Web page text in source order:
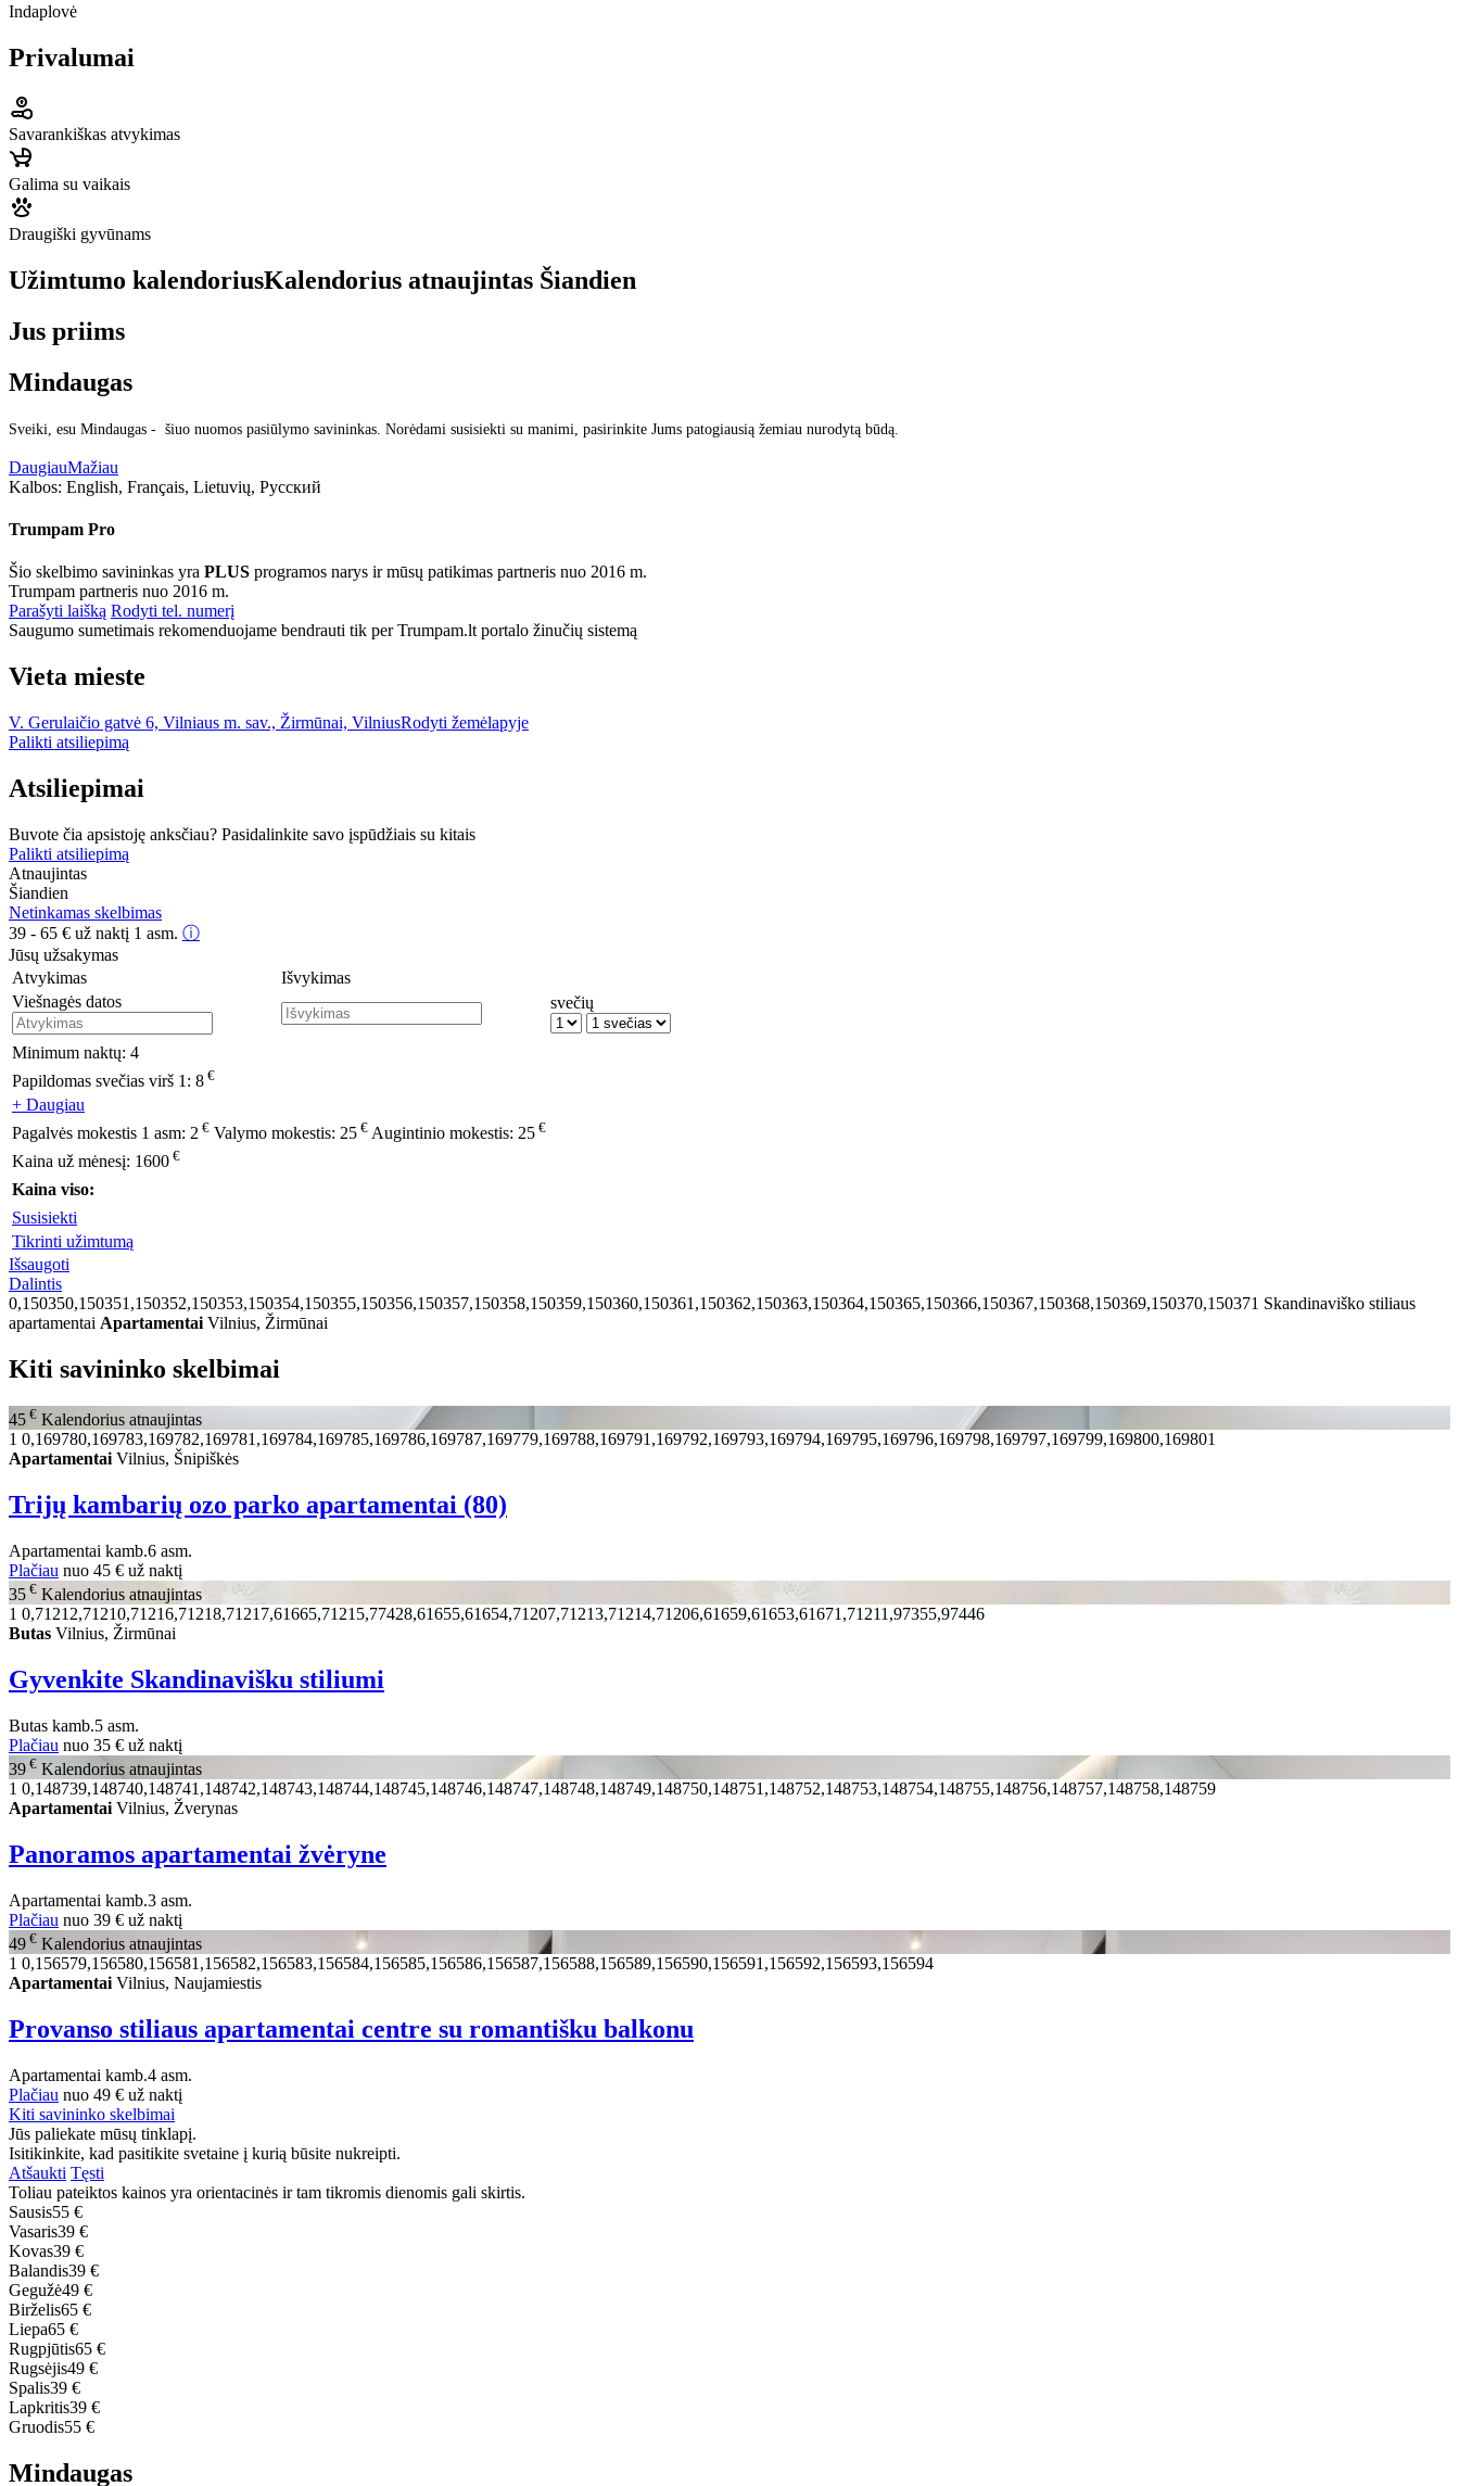
Indaplovė
Privalumai
Savarankiškas atvykimas
Galima su vaikais
Draugiški gyvūnams
Užimtumo kalendoriusKalendorius atnaujintas Šiandien
Jus priims
Mindaugas
Sveiki, esu Mindaugas - šiuo nuomos pasiūlymo savininkas. Norėdami susisiekti su manimi, pasirinkite Jums patogiausią žemiau nurodytą būdą.
DaugiauMažiau
Kalbos: English, Français, Lietuvių, Русский
Trumpam Pro
Šio skelbimo savininkas yra PLUS programos narys ir mūsų patikimas partneris nuo 2016 m.
Trumpam partneris nuo 2016 m.
Parašyti laišką Rodyti tel. numerį
Saugumo sumetimais rekomenduojame bendrauti tik per Trumpam.lt portalo žinučių sistemą
Vieta mieste
V. Gerulaičio gatvė 6, Vilniaus m. sav., Žirmūnai, VilniusRodyti žemėlapyje
Palikti atsiliepimą
Atsiliepimai
Buvote čia apsistoję anksčiau? Pasidalinkite savo įspūdžiais su kitais
Palikti atsiliepimą
Atnaujintas
Šiandien
Netinkamas skelbimas
39 - 65 € už naktį 1 asm. ⓘ
Jūsų užsakymas
Atvykimas
Išvykimas
Viešnagės datos
svečių
Minimum naktų: 4
Papildomas svečias virš 1: 8 €
+ Daugiau
Pagalvės mokestis 1 asm: 2 € Valymo mokestis: 25 € Augintinio mokestis: 25 €
Kaina už mėnesį: 1600 €
Kaina viso:
Susisiekti
Tikrinti užimtumą
Išsaugoti
Dalintis
0,150350,150351,150352,150353,150354,150355,150356,150357,150358,150359,150360,150361,150362,150363,150364,150365,150366,150367,150368,150369,150370,150371 Skandinaviško stiliaus
apartamentai Apartamentai Vilnius, Žirmūnai
Kiti savininko skelbimai
45 € Kalendorius atnaujintas
1 0,169780,169783,169782,169781,169784,169785,169786,169787,169779,169788,169791,169792,169793,169794,169795,169796,169798,169797,169799,169800,169801
Apartamentai Vilnius, Šnipiškės
Trijų kambarių ozo parko apartamentai (80)
Apartamentai kamb.6 asm.
Plačiau nuo 45 € už naktį
35 € Kalendorius atnaujintas
1 0,71212,71210,71216,71218,71217,61665,71215,77428,61655,61654,71207,71213,71214,71206,61659,61653,61671,71211,97355,97446
Butas Vilnius, Žirmūnai
Gyvenkite Skandinavišku stiliumi
Butas kamb.5 asm.
Plačiau nuo 35 € už naktį
39 € Kalendorius atnaujintas
1 0,148739,148740,148741,148742,148743,148744,148745,148746,148747,148748,148749,148750,148751,148752,148753,148754,148755,148756,148757,148758,148759
Apartamentai Vilnius, Žverynas
Panoramos apartamentai žvėryne
Apartamentai kamb.3 asm.
Plačiau nuo 39 € už naktį
49 € Kalendorius atnaujintas
1 0,156579,156580,156581,156582,156583,156584,156585,156586,156587,156588,156589,156590,156591,156592,156593,156594
Apartamentai Vilnius, Naujamiestis
Provanso stiliaus apartamentai centre su romantišku balkonu
Apartamentai kamb.4 asm.
Plačiau nuo 49 € už naktį
Kiti savininko skelbimai
Jūs paliekate mūsų tinklapį.
Isitikinkite, kad pasitikite svetaine į kurią būsite nukreipti.
Atšaukti Tęsti
Toliau pateiktos kainos yra orientacinės ir tam tikromis dienomis gali skirtis.
Sausis55 €
Vasaris39 €
Kovas39 €
Balandis39 €
Gegužė49 €
Birželis65 €
Liepa65 €
Rugpjūtis65 €
Rugsėjis49 €
Spalis39 €
Lapkritis39 €
Gruodis55 €
Mindaugas